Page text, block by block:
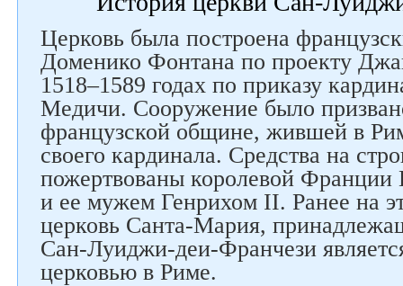
Церковь была построена
Доменико Фонтана по проекту
1518–1589 годах по приказу
Медичи. Сооружение было
французской общине, жившей в
своего кардинала. Средства на
пожертвованы королевой
и ее мужем Генрихом II. Ранее на
церковь Санта-Мария,
Сан-Луиджи-деи-Франчези
церковью в Риме.
Следите за нами в соцсетях